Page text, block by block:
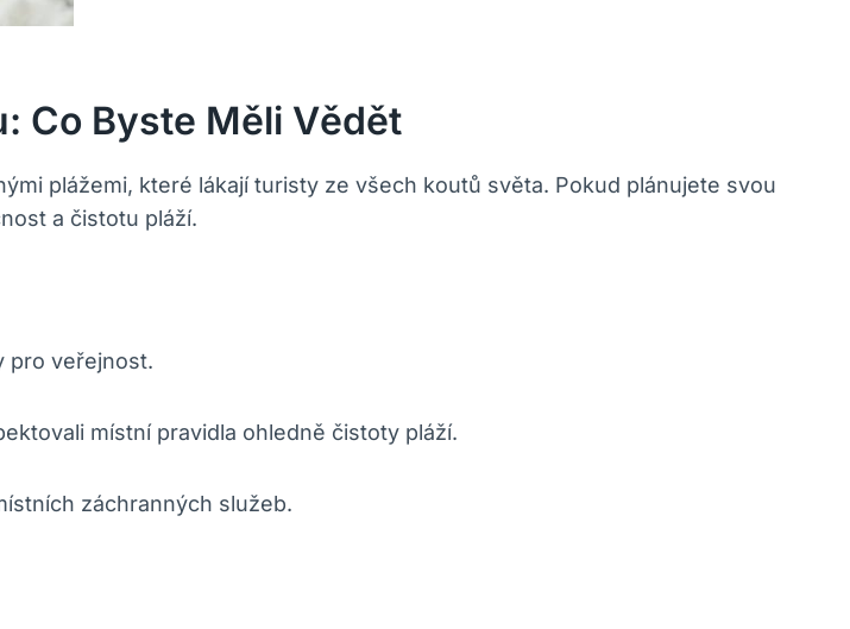
Co Byste Měli Vědět
plážemi, které lákají turisty ze všech koutů světa. Pokud plánujete svou
a čistotu pláží.
pro veřejnost.
místní pravidla ohledně čistoty pláží.
záchranných služeb.